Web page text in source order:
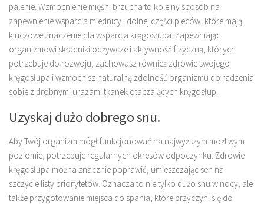
palenie. Wzmocnienie mięśni brzucha to kolejny sposób na
zapewnienie wsparcia miednicy i dolnej części pleców, które mają
kluczowe znaczenie dla wsparcia kręgosłupa. Zapewniając
organizmowi składniki odżywcze i aktywność fizyczną, których
potrzebuje do rozwoju, zachowasz również zdrowie swojego
kręgosłupa i wzmocnisz naturalną zdolność organizmu do radzenia
sobie z drobnymi urazami tkanek otaczających kręgosłup.
Uzyskaj dużo dobrego snu.
Aby Twój organizm mógł funkcjonować na najwyższym możliwym
poziomie, potrzebuje regularnych okresów odpoczynku. Zdrowie
kręgosłupa można znacznie poprawić, umieszczając sen na
szczycie listy priorytetów. Oznacza to nie tylko dużo snu w nocy, ale
także przygotowanie miejsca do spania, które przyczyni się do